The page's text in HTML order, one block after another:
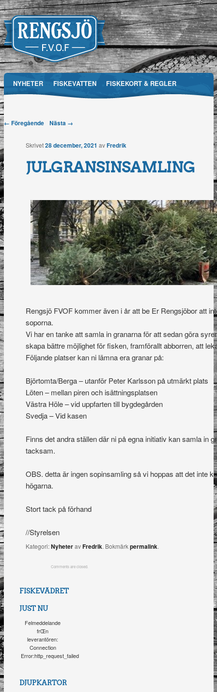
Main menu
Skip
NYHETER FISKEVATTEN FISKEKORT & REGLER
Fiskevårdsområdesförening
Post navigation
← Föregående Nästa →
JULGRANSINSAMLING
Skrivet28 december, 2021 avFredrik
Rengsjö FVOF kommer även i år att be Er Rengsjöbor att
soporna.
Vi har en tanke att samla in granarna för att sedan göra
skapa bättre möjlighet för fisken, framförallt abborren, att
Följande platser kan ni lämna era granar på:
Björtomta/Berga – utanför Peter Karlsson på utmärkt plats
Löten – mellan piren och isättningsplatsen
Västra Höle – vid uppfarten till bygdegården
Svedja – Vid kasen
Finns det andra ställen där ni på egna initiativ kan samla in
tacksam.
OBS. detta är ingen sopinsamling så vi hoppas att det inte
högarna.
Stort tack på förhand
//Styrelsen
Kategori:NyheteravFredrik. Bokmärkpermalink.
Comments are closed.
FISKEVÄDRET
JUST NU
Felmeddelande
frŒn
leverantören:
Connection
Error:http_request_failed
DJUPKARTOR